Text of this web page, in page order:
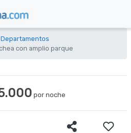
Departamentos
con amplio parque
por noche